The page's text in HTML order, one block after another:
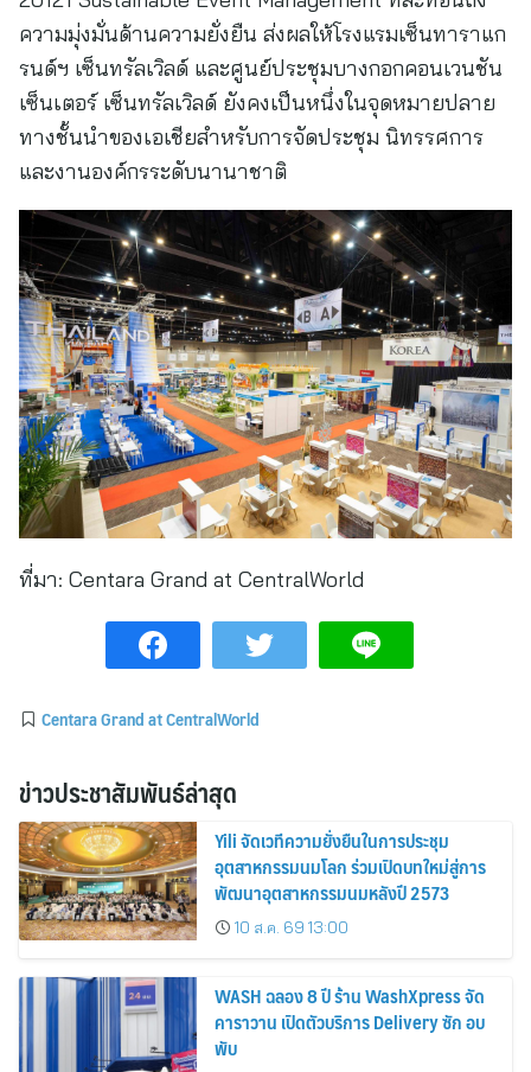
ความมุ่งมั่นด้านความยั่งยืน ส่งผลให้โรงแรมเซ็นทาราแก
รนด์ฯ เซ็นทรัลเวิลด์ และศูนย์ประชุมบางกอกคอนเวนชัน
เซ็นเตอร์ เซ็นทรัลเวิลด์ ยังคงเป็นหนึ่งในจุดหมายปลาย
ทางชั้นนำของเอเชียสำหรับการจัดประชุม นิทรรศการ
และงานองค์กรระดับนานาชาติ
ที่มา: Centara Grand at CentralWorld
Centara Grand at CentralWorld
ข่าวประชาสัมพันธ์ล่าสุด
Yili จัดเวทีความยั่งยืนในการประชุม
อุตสาหกรรมนมโลก ร่วมเปิดบทใหม่สู่การ
พัฒนาอุตสาหกรรมนมหลังปี 2573
10 ส.ค. 69 13:00
WASH ฉลอง 8 ปี ร้าน WashXpress จัด
คาราวาน เปิดตัวบริการ Delivery ซัก อบ
พับ